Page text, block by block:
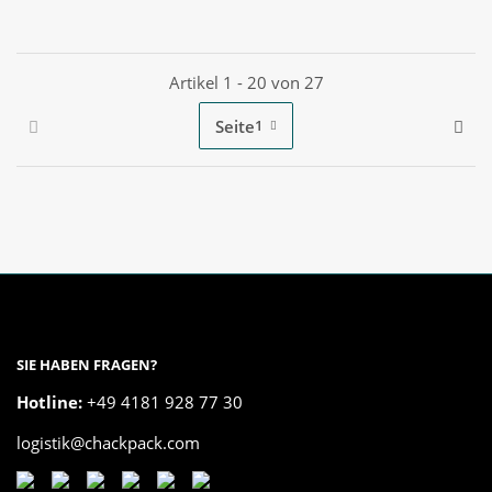
Artikel 1 - 20 von 27
Seite1
SIE HABEN FRAGEN?
Hotline: +49 4181 928 77 30
logistik@chackpack.com